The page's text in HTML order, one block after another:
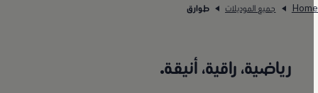
جميع الموديلات طوارق
رياضية، راقية، أنيقة.